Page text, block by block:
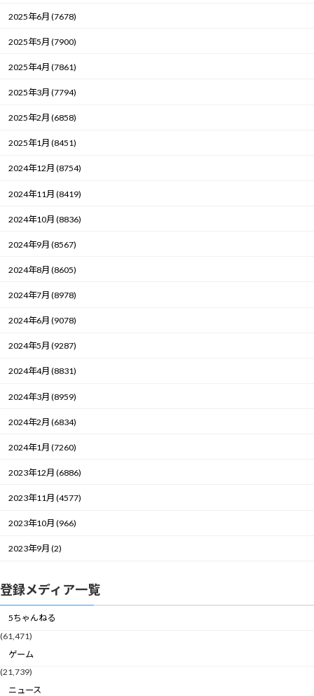
2025年6月 (7678)
2025年5月 (7900)
2025年4月 (7861)
2025年3月 (7794)
2025年2月 (6858)
2025年1月 (8451)
2024年12月 (8754)
2024年11月 (8419)
2024年10月 (8836)
2024年9月 (8567)
2024年8月 (8605)
2024年7月 (8978)
2024年6月 (9078)
2024年5月 (9287)
2024年4月 (8831)
2024年3月 (8959)
2024年2月 (6834)
2024年1月 (7260)
2023年12月 (6886)
2023年11月 (4577)
2023年10月 (966)
2023年9月 (2)
登録メディア一覧
5ちゃんねる
(61,471)
ゲーム
(21,739)
ニュース